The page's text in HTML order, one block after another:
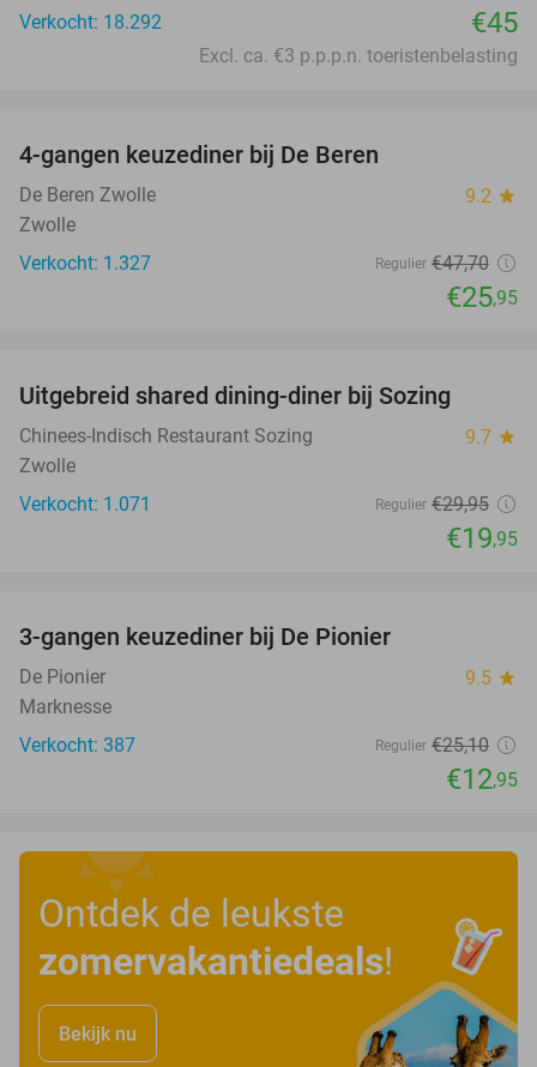
Verkocht: 18.292
€45
Excl. ca. €3 p.p.p.n. toeristenbelasting
4-gangen keuzediner bij De Beren
De Beren Zwolle 9.2 star
Zwolle
Verkocht: 1.327
Regulier €47,70
€25,95
Uitgebreid shared dining-diner bij Sozing
Chinees-Indisch Restaurant Sozing 9.7 star
Zwolle
Verkocht: 1.071
Regulier €29,95
€19,95
3-gangen keuzediner bij De Pionier
De Pionier 9.5 star
Marknesse
Verkocht: 387
Regulier €25,10
€12,95
Ontdek de leukste
zomervakantiedeals!
Bekijk nu